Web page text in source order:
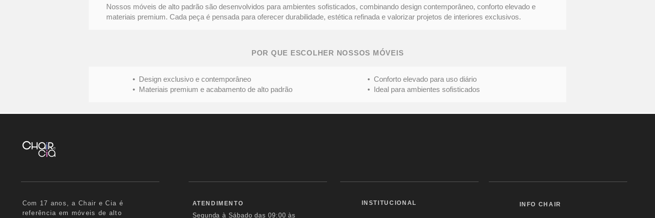
Nossos móveis de alto padrão são desenvolvidos para ambientes sofisticados, combinando design contemporâneo, conforto elevado e
materiais premium. Cada peça é pensada para oferecer durabilidade, estética refinada e valorizar projetos de interiores exclusivos.
POR QUE ESCOLHER NOSSOS MÓVEIS
• Design exclusivo e contemporâneo
• Materiais premium e acabamento de alto padrão
• Conforto elevado para uso diário
• Ideal para ambientes sofisticados
Com 17 anos, a Chair e Cia é
referência em móveis de alto
ATENDIMENTO
Segunda à Sábado das09:00 às
INSTITUCIONAL INFO CHAIR